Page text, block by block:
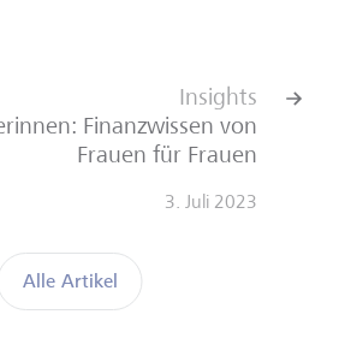
Alle Artikel
Insights
Finanzwissen von
Frauen für Frauen
3. Juli 2023